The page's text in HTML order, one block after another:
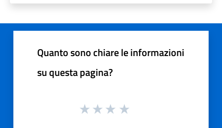
Quanto sono chiare le informazioni
su questa pagina?